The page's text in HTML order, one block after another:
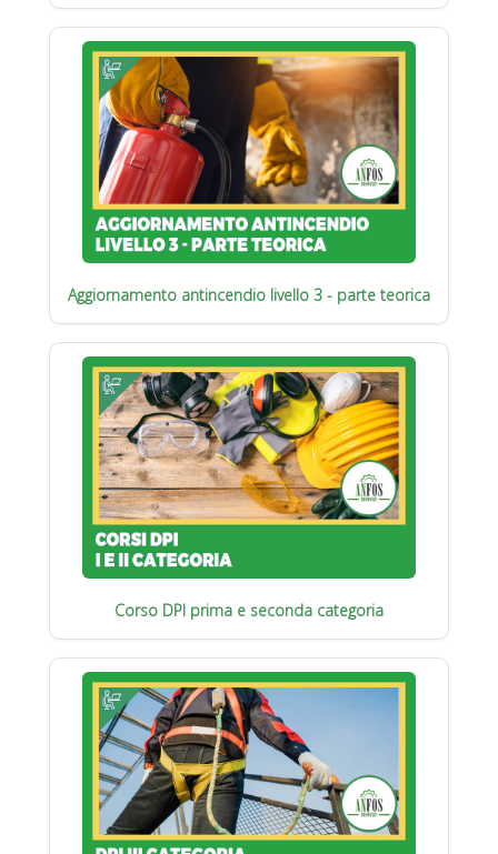
Aggiornamento antincendio livello 3 - parte teorica
Corso DPI prima e seconda categoria